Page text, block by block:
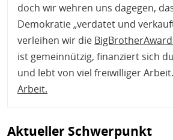
doch wir wehren uns dagegen,
Demokratie „verdatet und
verleihen wir die
ist gemeinnützig, finanziert sich
und lebt von viel freiwilliger Arbeit.
Arbeit.
Aktueller Schwerpunkt